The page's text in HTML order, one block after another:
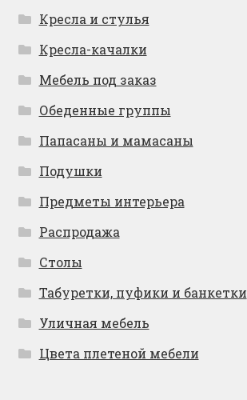
Кресла и стулья
Кресла-качалки
Мебель под заказ
Обеденные группы
Папасаны и мамасаны
Подушки
Предметы интерьера
Распродажа
Столы
Табуретки, пуфики и банкетки
Уличная мебель
Цвета плетеной мебели